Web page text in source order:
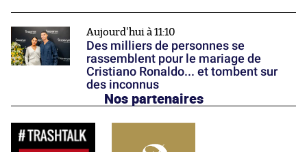
Aujourd'hui à 11:10
Des milliers de personnes se
rassemblent pour le mariage de
Cristiano Ronaldo... et tombent sur
des inconnus
Nos partenaires